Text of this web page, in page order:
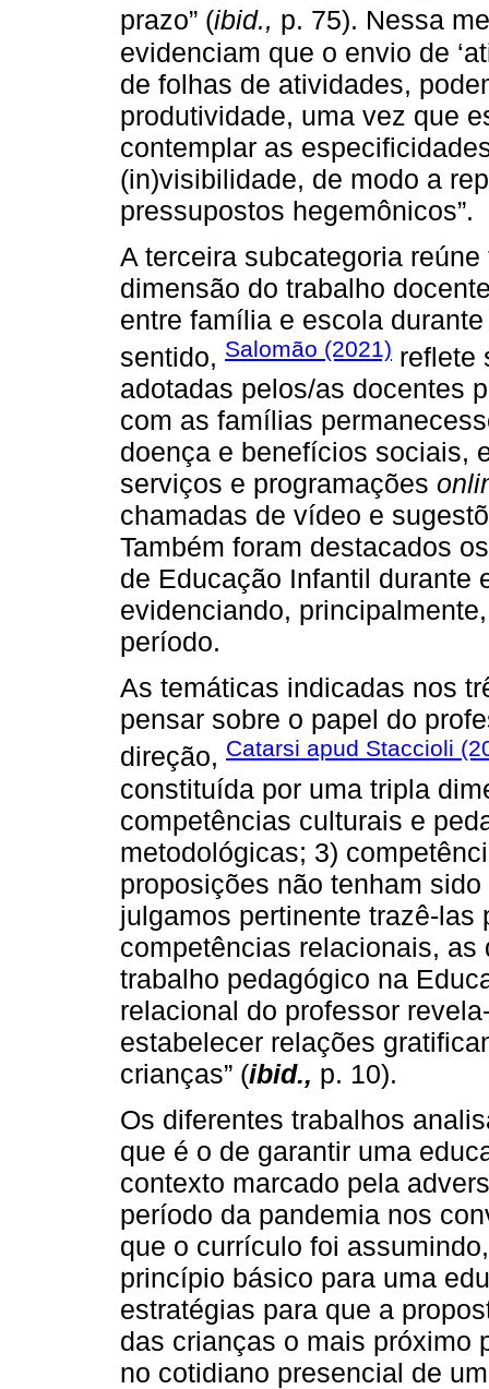
prazo” (ibid., p. 75). Nessa
evidenciam que o envio de
de folhas de atividades,
produtividade, uma vez que
contemplar as
(in)visibilidade, de modo a
pressupostos hegemônicos”.
A terceira subcategoria
dimensão do trabalho
entre família e escola
sentido, Salomão (2021) reflete
adotadas pelos/as docentes
com as famílias
doença e benefícios sociais,
serviços e programações
chamadas de vídeo e
Também foram destacados
de Educação Infantil durante
evidenciando,
período.
As temáticas indicadas nos
pensar sobre o papel do
direção, Catarsi apud Staccioli
constituída por uma tripla
competências culturais e
metodológicas; 3)
proposições não tenham
julgamos pertinente trazê-las
competências relacionais,
trabalho pedagógico na
relacional do professor
estabelecer relações
crianças” (ibid., p. 10).
Os diferentes trabalhos
que é o de garantir uma
contexto marcado pela
período da pandemia nos
que o currículo foi
princípio básico para uma
estratégias para que a
das crianças o mais próximo
no cotidiano presencial de